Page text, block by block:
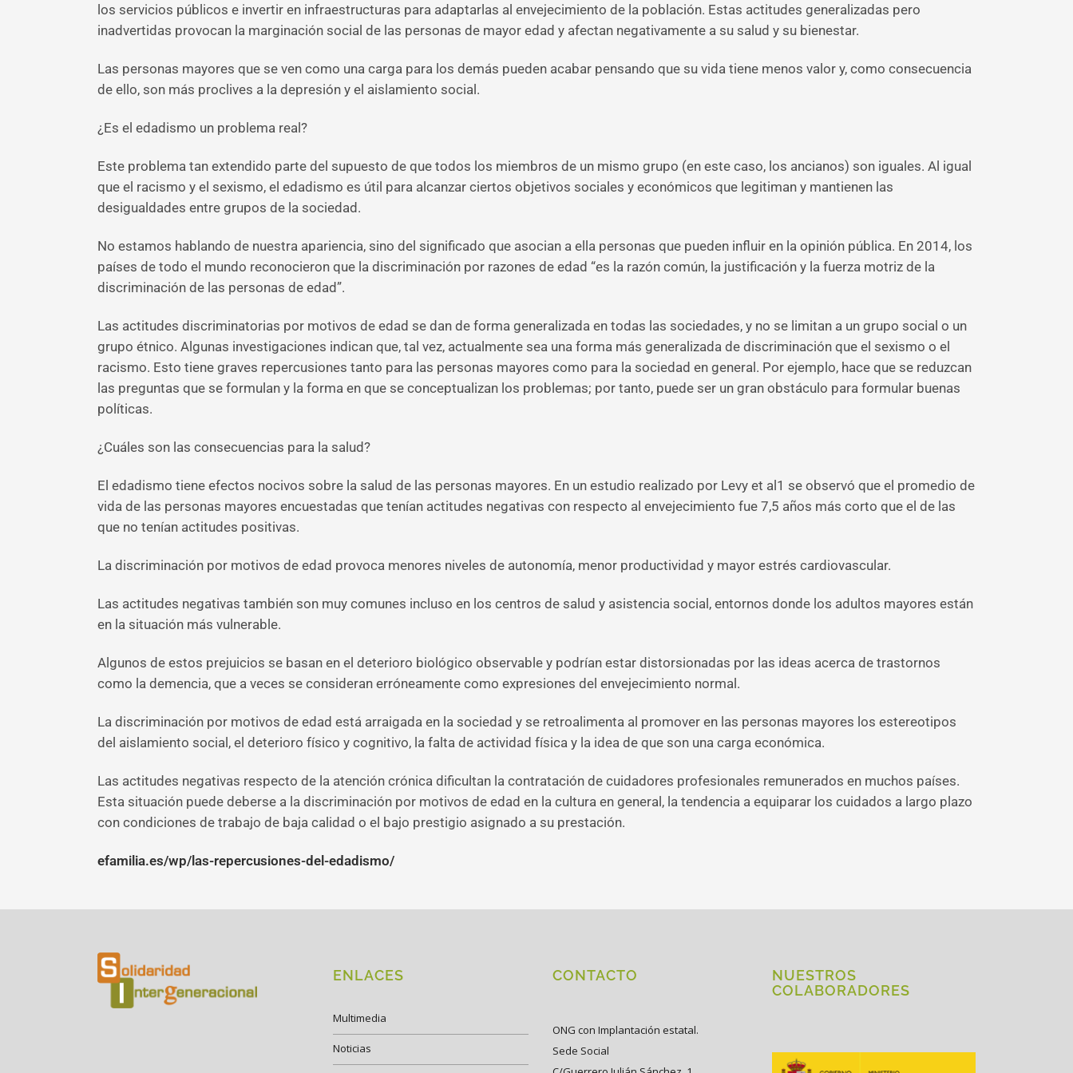
los servicios públicos e invertir en infraestructuras para adaptarlas al envejecimiento de la población. Estas actitudes generalizadas pero
inadvertidas provocan la marginación social de las personas de mayor edad y afectan negativamente a su salud y su bienestar.
Las personas mayores que se ven como una carga para los demás pueden acabar pensando que su vida tiene menos valor y, como consecuencia
de ello, son más proclives a la depresión y el aislamiento social.
¿Es el edadismo un problema real?
Este problema tan extendido parte del supuesto de que todos los miembros de un mismo grupo (en este caso, los ancianos) son iguales. Al igual
que el racismo y el sexismo, el edadismo es útil para alcanzar ciertos objetivos sociales y económicos que legitiman y mantienen las
desigualdades entre grupos de la sociedad.
No estamos hablando de nuestra apariencia, sino del significado que asocian a ella personas que pueden influir en la opinión pública. En 2014, los
países de todo el mundo reconocieron que la discriminación por razones de edad “es la razón común, la justificación y la fuerza motriz de la
discriminación de las personas de edad”.
Las actitudes discriminatorias por motivos de edad se dan de forma generalizada en todas las sociedades, y no se limitan a un grupo social o un
grupo étnico. Algunas investigaciones indican que, tal vez, actualmente sea una forma más generalizada de discriminación que el sexismo o el
racismo. Esto tiene graves repercusiones tanto para las personas mayores como para la sociedad en general. Por ejemplo, hace que se reduzcan
las preguntas que se formulan y la forma en que se conceptualizan los problemas; por tanto, puede ser un gran obstáculo para formular buenas
políticas.
¿Cuáles son las consecuencias para la salud?
El edadismo tiene efectos nocivos sobre la salud de las personas mayores. En un estudio realizado por Levy et al1 se observó que el promedio de
vida de las personas mayores encuestadas que tenían actitudes negativas con respecto al envejecimiento fue 7,5 años más corto que el de las
que no tenían actitudes positivas.
La discriminación por motivos de edad provoca menores niveles de autonomía, menor productividad y mayor estrés cardiovascular.
Las actitudes negativas también son muy comunes incluso en los centros de salud y asistencia social, entornos donde los adultos mayores están
en la situación más vulnerable.
Algunos de estos prejuicios se basan en el deterioro biológico observable y podrían estar distorsionadas por las ideas acerca de trastornos
como la demencia, que a veces se consideran erróneamente como expresiones del envejecimiento normal.
La discriminación por motivos de edad está arraigada en la sociedad y se retroalimenta al promover en las personas mayores los estereotipos
del aislamiento social, el deterioro físico y cognitivo, la falta de actividad física y la idea de que son una carga económica.
Las actitudes negativas respecto de la atención crónica dificultan la contratación de cuidadores profesionales remunerados en muchos países.
Esta situación puede deberse a la discriminación por motivos de edad en la cultura en general, la tendencia a equiparar los cuidados a largo plazo
con condiciones de trabajo de baja calidad o el bajo prestigio asignado a su prestación.
efamilia.es/wp/las-repercusiones-del-edadismo/
ENLACES
Multimedia
Noticias
CONTACTO
ONG con Implantación estatal.
Sede Social
NUESTROS
COLABORADORES